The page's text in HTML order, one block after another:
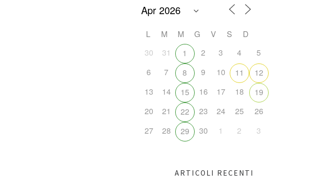
L M M G V S
D
30
31 1 2 3 4
5
6
7 8 9 10 11
12
13
14 15 16 17 18
19
20
21 22 23 24 25
26
27
28 29 30 1 2 3
ARTICOLI RECENTI